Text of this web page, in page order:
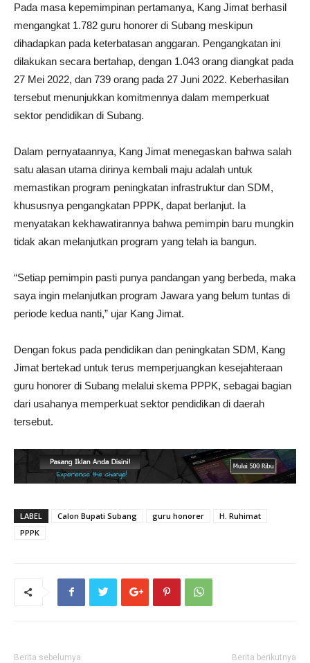
Pada masa kepemimpinan pertamanya, Kang Jimat berhasil
mengangkat 1.782 guru honorer di Subang meskipun
dihadapkan pada keterbatasan anggaran. Pengangkatan ini
dilakukan secara bertahap, dengan 1.043 orang diangkat pada
27 Mei 2022, dan 739 orang pada 27 Juni 2022. Keberhasilan
tersebut menunjukkan komitmennya dalam memperkuat
sektor pendidikan di Subang.
Dalam pernyataannya, Kang Jimat menegaskan bahwa salah
satu alasan utama dirinya kembali maju adalah untuk
memastikan program peningkatan infrastruktur dan SDM,
khususnya pengangkatan PPPK, dapat berlanjut. Ia
menyatakan kekhawatirannya bahwa pemimpin baru mungkin
tidak akan melanjutkan program yang telah ia bangun.
“Setiap pemimpin pasti punya pandangan yang berbeda, maka
saya ingin melanjutkan program Jawara yang belum tuntas di
periode kedua nanti,” ujar Kang Jimat.
Dengan fokus pada pendidikan dan peningkatan SDM, Kang
Jimat bertekad untuk terus memperjuangkan kesejahteraan
guru honorer di Subang melalui skema PPPK, sebagai bagian
dari usahanya memperkuat sektor pendidikan di daerah
tersebut.
LABEL Calon Bupati Subang guru honorer
H. Ruhimat
PPPK
Berita sebelumya Berita berikutnya